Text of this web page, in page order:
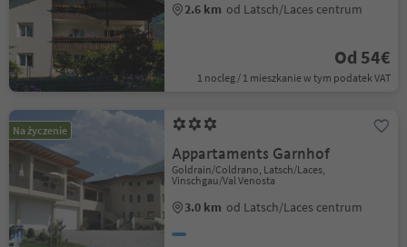
2.6 km od Latsch/Laces centrum
Od 54€
1 nocleg / 1 mieszkanie w tym podatek VAT
Na życzenie
Appartaments Garnhof
Goldrain/Coldrano, Latsch/Laces,
Vinschgau/Val Venosta
3.0 km od Latsch/Laces centrum